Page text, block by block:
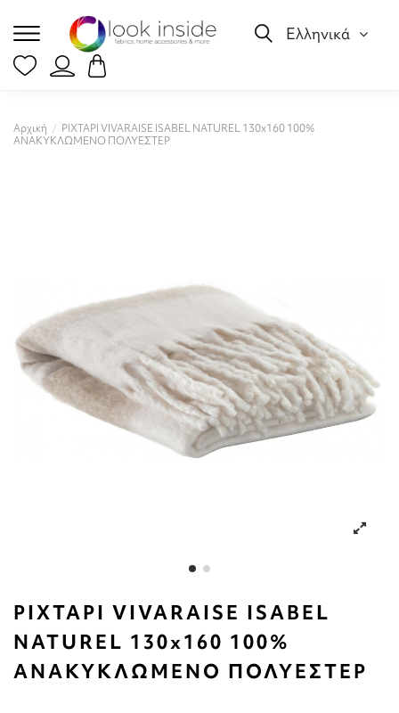
Ελληνικά
Αρχική
ΡΙΧΤΑΡΙ VIVARAISE ISABEL NATUREL 130x160 100%
ΑΝΑΚΥΚΛΩΜΕΝΟ ΠΟΛΥΕΣΤΕΡ
ΡΙΧΤΑΡΙ VIVARAISE ISABEL
NATUREL 130x160 100%
ΑΝΑΚΥΚΛΩΜΕΝΟ ΠΟΛΥΕΣΤΕΡ